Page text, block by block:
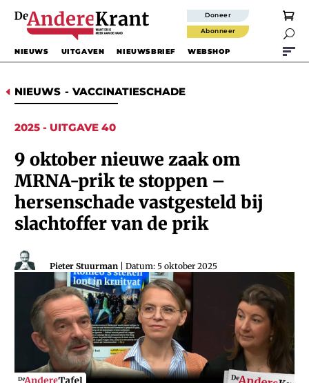
Doneer
Abonneer 
NIEUWS UITGAVEN NIEUWSBRIEF WEBSHOP
D NIEUWS - VACCINATIESCHADE
2025 - UITGAVE 40
9 oktober nieuwe zaak om
MRNA-prik te stoppen –
hersenschade vastgesteld bij
slachtoffer van de prik
Pieter Stuurman | Datum: 5 oktober 2025